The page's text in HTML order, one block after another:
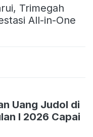
Trimegah
All-in-One
Uang Judol di
I 2026 Capai